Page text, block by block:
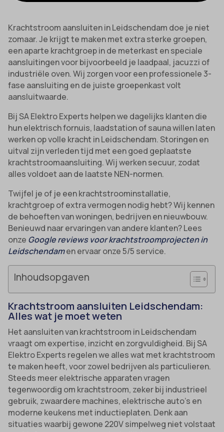
Krachtstroom aansluiten in Leidschendam doe je niet
zomaar. Je krijgt te maken met extra sterke groepen,
een aparte krachtgroep in de meterkast en speciale
aansluitingen voor bijvoorbeeld je laadpaal, jacuzzi of
industriële oven. Wij zorgen voor een professionele 3-
fase aansluiting en de juiste groepenkast volt
aansluitwaarde.
Bij SA Elektro Experts helpen we dagelijks klanten die
hun elektrisch fornuis, laadstation of sauna willen laten
werken op volle kracht in Leidschendam. Storingen en
uitval zijn verleden tijd met een goed geplaatste
krachtstroomaansluiting. Wij werken secuur, zodat
alles voldoet aan de laatste NEN-normen.
Twijfel je of je een krachtstroominstallatie,
krachtgroep of extra vermogen nodig hebt? Wij kennen
de behoeften van woningen, bedrijven en nieuwbouw.
Benieuwd naar ervaringen van andere klanten? Lees
onze Google reviews voor krachtstroomprojecten in
Leidschendamen ervaar onze 5/5 service.
Inhoudsopgaven
Krachtstroom aansluiten Leidschendam:
Alles wat je moet weten
Het aansluiten van krachtstroom in Leidschendam
vraagt om expertise, inzicht en zorgvuldigheid. Bij SA
Elektro Experts regelen we alles wat met krachtstroom
te maken heeft, voor zowel bedrijven als particulieren.
Steeds meer elektrische apparaten vragen
tegenwoordig om krachtstroom, zeker bij industrieel
gebruik, zwaardere machines, elektrische auto’s en
moderne keukens met inductieplaten. Denk aan
situaties waarbij gewone 220V simpelweg niet volstaat